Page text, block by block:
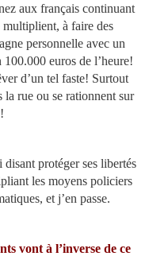
aux français continuant
multiplient, à faire des
personnelle avec un
euros de l’heure!
d’un tel faste! Surtout
la rue ou se rationnent sur
protéger ses libertés
les moyens policiers
et j’en passe.
vont à l’inverse de ce